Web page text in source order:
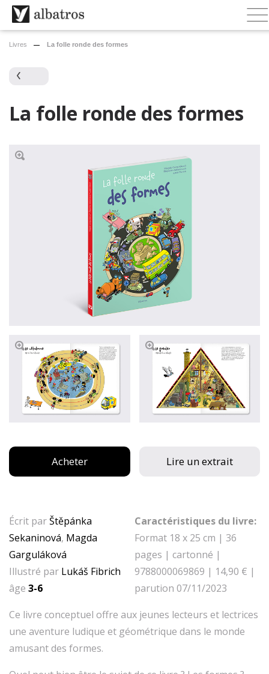
Livres La folle ronde des formes
La folle ronde des formes
Écrit parŠtěpánka
Sekaninová, Magda
Garguláková
Illustré par Lukáš Fibrich
âge 3-6
Caractéristiques du livre:
Format 18 x 25 cm | 36
pages | cartonné |
9788000069869 | 14,90 € |
parution 07/11/2023
Ce livre conceptuel offre aux jeunes lecteurs et lectrices
une aventure ludique et géométrique dans le monde
amusant des formes.
Acheter Lire un extrait